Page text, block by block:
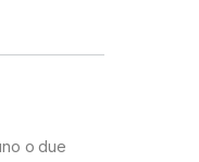
o due